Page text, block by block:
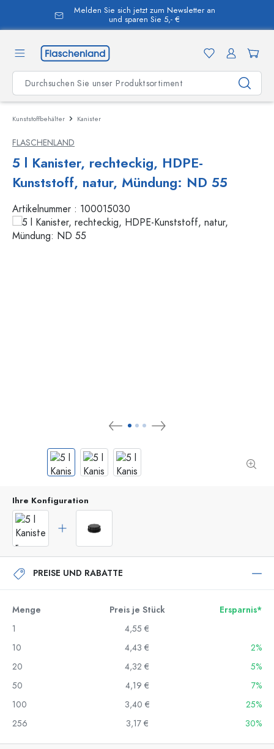
springen
Melden Sie sich jetzt zum Newsletter an
und sparen Sie 5,- €
Kunststoffbehälter Kanister
FLASCHENLAND
5 l Kanister, rechteckig, HDPE-
Kunststoff, natur, Mündung: ND 55
Artikelnummer : 100015030
Ihre Konfiguration
PREISE UND RABATTE
Menge Preis je Stück
Ersparnis*
1
4,55 €
10
4,43 €
2%
20
4,32 €
5%
50
4,19 €
7%
100
3,40 €
25%
256
3,17 € 30%